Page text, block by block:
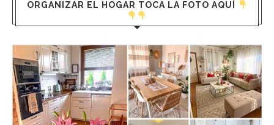
ORGANIZAR EL HOGAR TOCA LA FOTO AQUÍ